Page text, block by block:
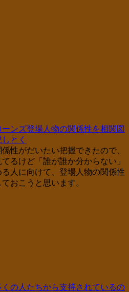
ーンズ登場人物の関係性を相関図
とく
性がだいたい把握できたので、
るけど「誰が誰か分からない」
人に向けて、登場人物の関係性
おこうと思います。
くの人たちから支持されているの